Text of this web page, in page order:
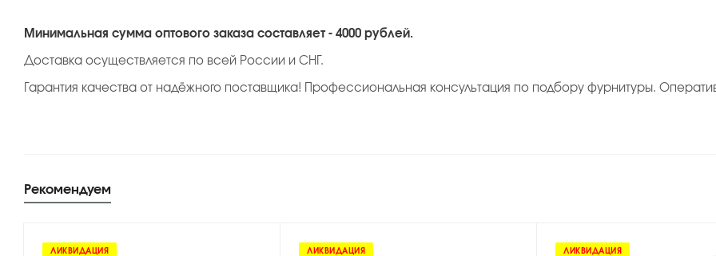
Минимальная сумма оптового заказа составляет - 4000 рублей.
Доставка осуществляется по всей России и СНГ.
Гарантия качества от надёжного поставщика! Профессиональная консультация по подбору фурнитуры.
Рекомендуем
ЛИКВИДАЦИЯ ЛИКВИДАЦИЯ ЛИКВИДАЦИЯ